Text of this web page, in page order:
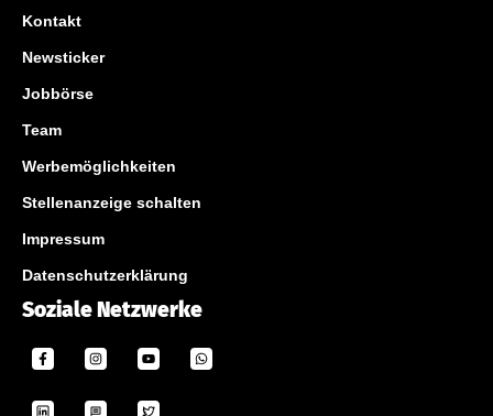
Kontakt
Newsticker
Jobbörse
Team
Werbemöglichkeiten
Stellenanzeige schalten
Impressum
Datenschutzerklärung
Soziale Netzwerke